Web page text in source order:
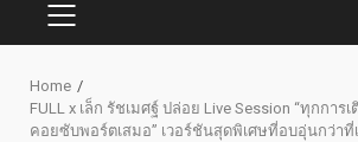
PRIMARY
Home
FULL x เล็ก รัชเมศฐ์ ปล่อย Live Session “ทุกการ
คอยซับพอร์ตเสมอ” เวอร์ชันสุดพิเศษที่อบอุ่นกว่าที่